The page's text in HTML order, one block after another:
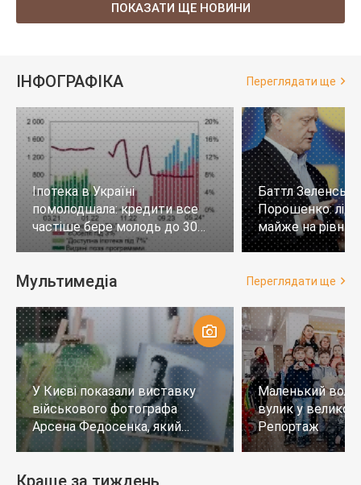
ПОКАЗАТИ ЩЕ НОВИНИ
ІНФОГРАФІКА Переглядати ще
Іпотека в Україні
помолодшала: кредити все
частіше бере молодь до 30
років
Баттл
Порошенко:
майже на
тих, хто не
Мультимедіа Переглядати ще
У Києві показали виставку
військового фотографа
Арсена Федосенка, який
загинув на війні
Маленький
вулик у
Репортаж
Краще за тиждень